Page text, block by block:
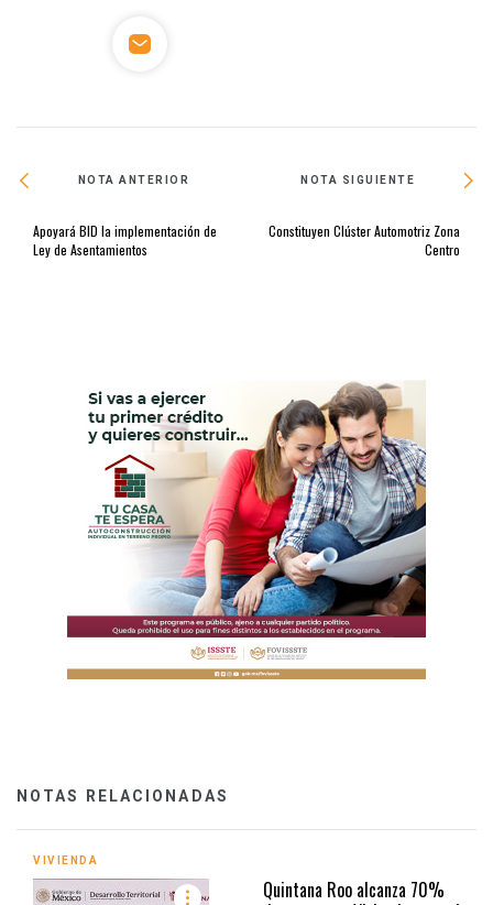
NOTA ANTERIOR
Apoyará BID la implementación de
Ley de Asentamientos
NOTA SIGUIENTE
Constituyen Clúster Automotriz Zona
Centro
NOTAS RELACIONADAS
VIVIENDA
Quintana Roo alcanza 70%